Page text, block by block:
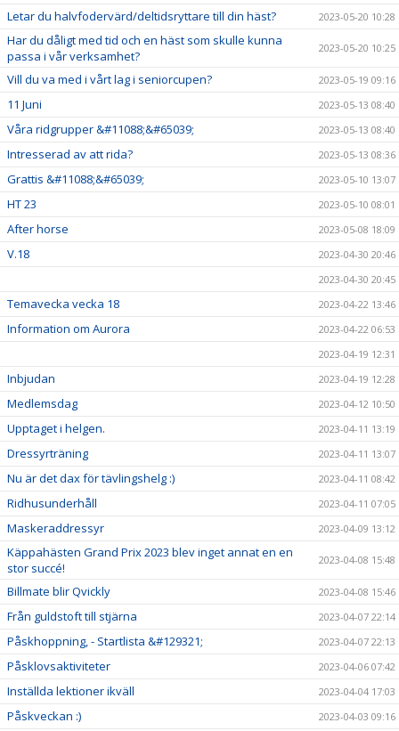
Letar du halvfodervärd/deltidsryttare till din häst? 2023-05-20 10:28
Har du dåligt med tid och en häst som skulle kunna
passa i vår verksamhet?
2023-05-20 10:25
Vill du va med i vårt lag i seniorcupen? 2023-05-19 09:16
11 Juni 2023-05-13 08:40
Våra ridgrupper &#11088;&#65039; 2023-05-13 08:40
Intresserad av att rida? 2023-05-13 08:36
Grattis &#11088;&#65039; 2023-05-10 13:07
HT 23 2023-05-10 08:01
After horse 2023-05-08 18:09
V.18
2023-04-30 20:46
2023-04-30 20:45
Temavecka vecka 18 2023-04-22 13:46
Information om Aurora
2023-04-22 06:53
2023-04-19 12:31
Inbjudan 2023-04-19 12:28
Medlemsdag 2023-04-12 10:50
Upptaget i helgen. 2023-04-11 13:19
Dressyrträning 2023-04-11 13:07
Nu är det dax för tävlingshelg :) 2023-04-11 08:42
Ridhusunderhåll 2023-04-11 07:05
Maskeraddressyr 2023-04-09 13:12
Käppahästen Grand Prix 2023 blev inget annat en en
stor succé!
2023-04-08 15:48
Billmate blir Qvickly 2023-04-08 15:46
Från guldstoft till stjärna 2023-04-07 22:14
Påskhoppning, - Startlista &#129321; 2023-04-07 22:13
Påsklovsaktiviteter 2023-04-06 07:42
Inställda lektioner ikväll 2023-04-04 17:03
Påskveckan :) 2023-04-03 09:16